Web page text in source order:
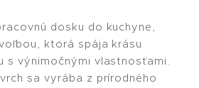
dosku do kuchyne,
ktorá spája krásu
s výnimočnými vlastnosťami.
sa vyrába z prírodného